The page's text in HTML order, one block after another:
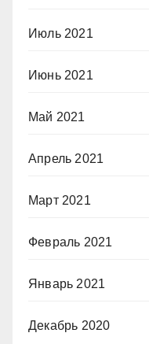
Июль 2021
Июнь 2021
Май 2021
Апрель 2021
Март 2021
Февраль 2021
Январь 2021
Декабрь 2020